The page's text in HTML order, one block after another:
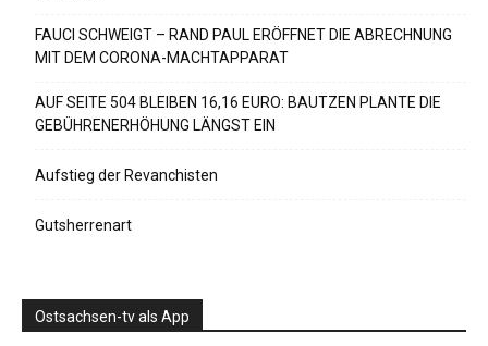
FAUCI SCHWEIGT – RAND PAUL ERÖFFNET DIE ABRECHNUNG
MIT DEM CORONA-MACHTAPPARAT
AUF SEITE 504 BLEIBEN 16,16 EURO: BAUTZEN PLANTE DIE
GEBÜHRENERHÖHUNG LÄNGST EIN
Aufstieg der Revanchisten
Gutsherrenart
Ostsachsen-tv als App